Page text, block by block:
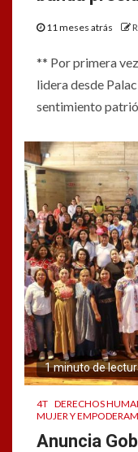
11 meses atrás
** Por primera
lidera desde
sentimiento
1 minuto de
4T DERECHOS
MUJER Y
Anuncia